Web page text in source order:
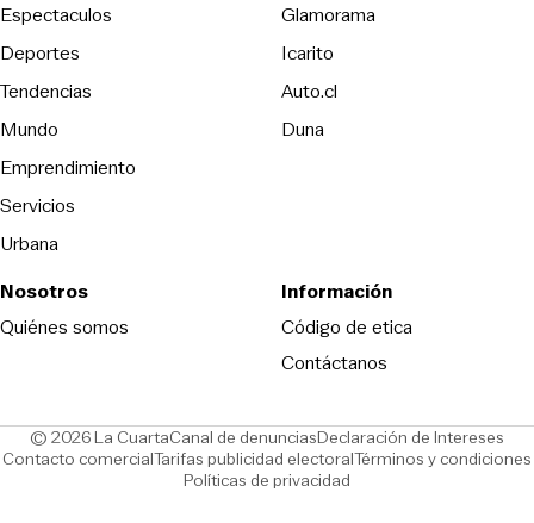
Espectaculos
Deportes
Tendencias
Mundo
Emprendimiento
Servicios
Urbana
Glamorama
Icarito
Auto.cl
DunaOpens in new window
Nosotros
Quiénes somos
Información
Código de eticaOpens in new
Contáctanos
© 2026 La CuartaCanal de denunciasOpens in new window
Declaración de Intereses
Contacto comercialOpens in new window
Tarifas publicidad electoralOpens in new window
Términos y condiciones
Políticas de privacidad